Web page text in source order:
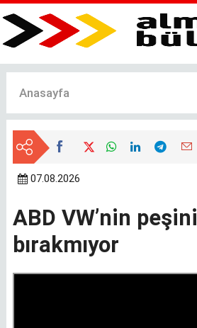
Ana
içeriğe
Anasayfa
07.08.2026
ABD VW’nin peşini
bırakmıyor